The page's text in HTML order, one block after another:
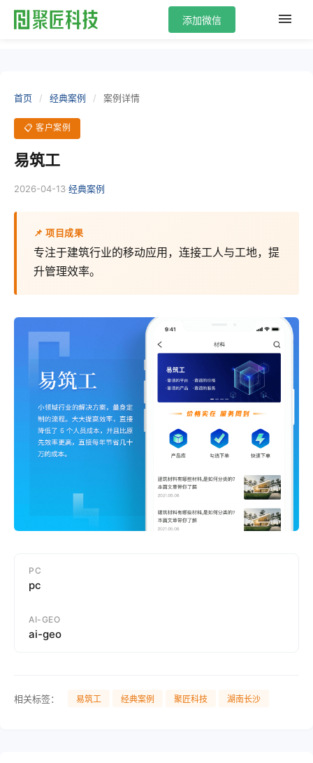
添加微信
首页 / 经典案例 / 案例详情
📋 客户案例
易筑工
2026-04-13·经典案例
📌 项目成果
专注于建筑行业的移动应用，连接工人与工地，提
升管理效率。
PC
pc
AI-GEO
ai-geo
相关标签： 易筑工 经典案例 聚匠科技 湖南长沙